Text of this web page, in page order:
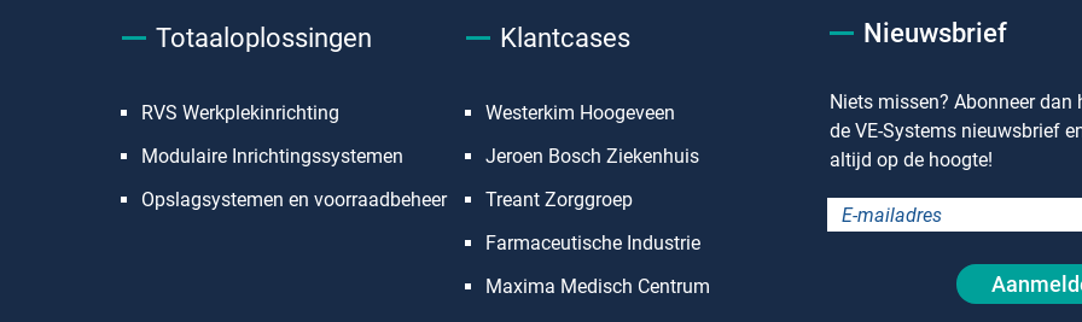
Totaaloplossingen
RVS Werkplekinrichting
Modulaire Inrichtingssystemen
Opslagsystemen en voorraadbeheer
Klantcases
Westerkim Hoogeveen
Jeroen Bosch Ziekenhuis
Treant Zorggroep
Farmaceutische Industrie
Maxima Medisch Centrum
Nieuwsbrief
Niets missen? Abonneer dan
de VE-Systems nieuwsbrief
altijd op de hoogte!